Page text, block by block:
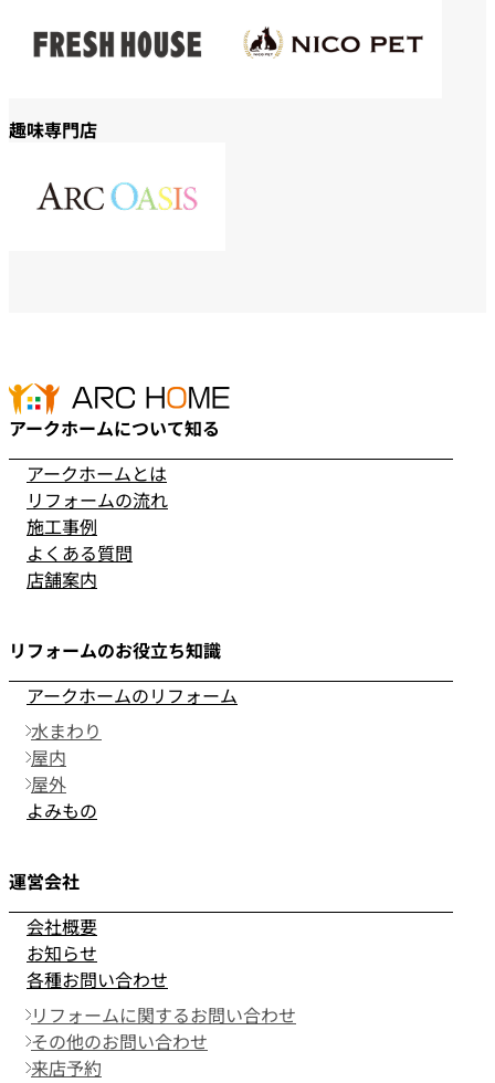
趣味専門店
アークホームについて知る
アークホームとは
リフォームの流れ
施工事例
よくある質問
店舗案内
リフォームのお役立ち知識
アークホームのリフォーム
水まわり
屋内
屋外
よみもの
運営会社
会社概要
お知らせ
各種お問い合わせ
リフォームに関するお問い合わせ
その他のお問い合わせ
来店予約